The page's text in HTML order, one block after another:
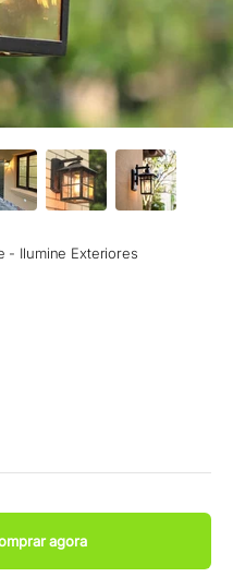
- Ilumine Exteriores
agora